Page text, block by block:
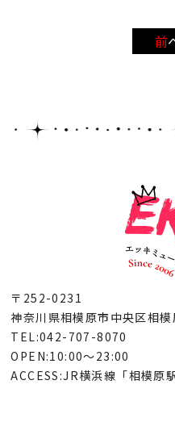
〒252-0231
神奈川県相模原市中央区相
TEL:042-707-8070
OPEN:10:00～23:00
ACCESS:JR横浜線「相模原